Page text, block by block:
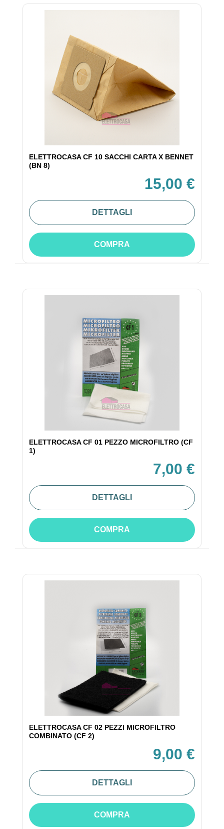
ELETTROCASA CF 10 SACCHI CARTA X BENNET
(BN 8)
15,00 €
DETTAGLI
COMPRA
ELETTROCASA CF 01 PEZZO MICROFILTRO (CF
1)
7,00 €
DETTAGLI
COMPRA
ELETTROCASA CF 02 PEZZI MICROFILTRO
COMBINATO (CF 2)
9,00 €
DETTAGLI
COMPRA